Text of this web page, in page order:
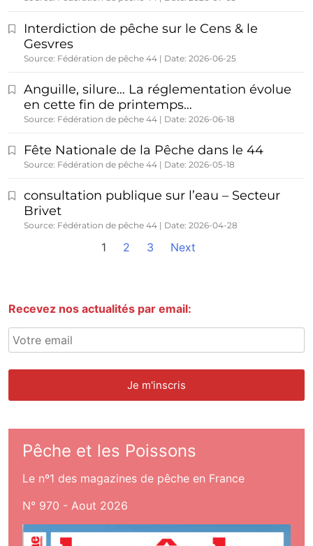
Interdiction de pêche sur le Cens & le
Gesvres
Source: Fédération de pêche 44 Date: 2026-06-25
Anguille, silure… La réglementation évolue
en cette fin de printemps…
Source: Fédération de pêche 44 Date: 2026-06-18
Fête Nationale de la Pêche dans le 44
Source: Fédération de pêche 44 Date: 2026-05-18
consultation publique sur l’eau – Secteur
Brivet
Source: Fédération de pêche 44 Date: 2026-04-28
1 2 3 Next
Recevez nos actualités par email:
Pêche et les Poissons
Le nº1 des magazines de pêche en France
N° 970 - Aout 2026